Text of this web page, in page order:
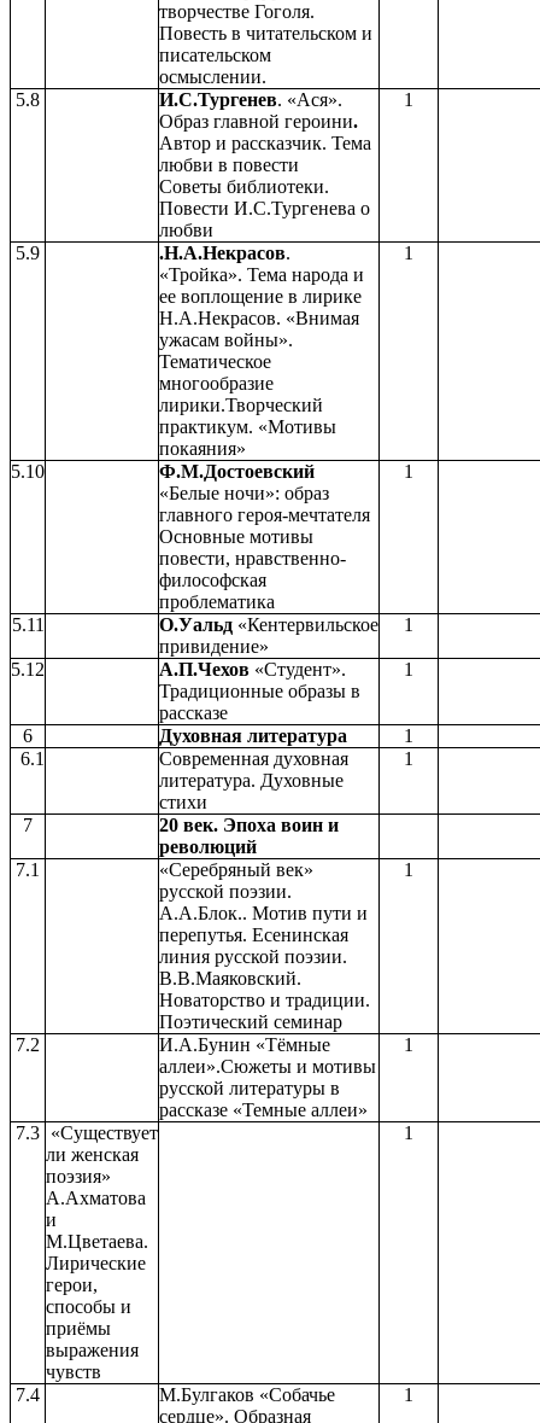
творчестве Гоголя.
Повесть в читательском и
писательском
осмыслении.
5.8 И.С.Тургенев. «Ася».
Образ главной героини.
Автор и рассказчик. Тема
любви в повести
Советы библиотеки.
Повести И.С.Тургенева о
любви
1
5.9 .Н.А.Некрасов.
«Тройка». Тема народа и
ее воплощение в лирике
Н.А.Некрасов. «Внимая
ужасам войны».
Тематическое
многообразие
лирики.Творческий
практикум. «Мотивы
покаяния»
1
5.10
Ф.М.Достоевский
«Белые ночи»: образ
главного героя-мечтателя
Основные мотивы
повести, нравственно-
философская
проблематика
1
5.11 О.Уальд «Кентервильское
привидение»
1
5.12 А.П.Чехов «Студент».
Традиционные образы в
рассказе
1
6 Духовная литература
1
6.1
Современная духовная
литература. Духовные
стихи
1
7 20 век. Эпоха воин и
революций
7.1
«Серебряный век»
русской поэзии.
А.А.Блок.. Мотив пути и
перепутья. Есенинская
линия русской поэзии.
В.В.Маяковский.
Новаторство и традиции.
Поэтический семинар
1
7.2
И.А.Бунин «Тёмные
аллеи».Сюжеты и мотивы
русской литературы в
рассказе «Темные аллеи»
1
7.3 «Существует
ли женская
поэзия»
А.Ахматова
и
М.Цветаева.
Лирические
герои,
способы и
приёмы
выражения
чувств
1
7.4
М.Булгаков «Собачье
сердце». Образная
1